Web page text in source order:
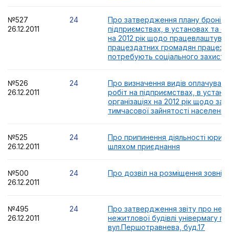
№527
26.12.2011
24
Про затвердження плану броні
підприємствах, в установах та
на 2012 рік щодо
працездатних громадян
потребують соціального захисту
№526
26.12.2011
24
Про визначення видів
робіт на підприємствах, в
організаціях на 2012 рік щодо
тимчасової зайнятості населення
№525
26.12.2011
24
Про припинення діяльності
шляхом приєднання
№500
26.12.2011
24 Про дозвіл на розміщення
№495
26.12.2011
24
Про затвердження звіту про
нежитлової будівлі універмагу по
вул.Першотравнева, буд.17